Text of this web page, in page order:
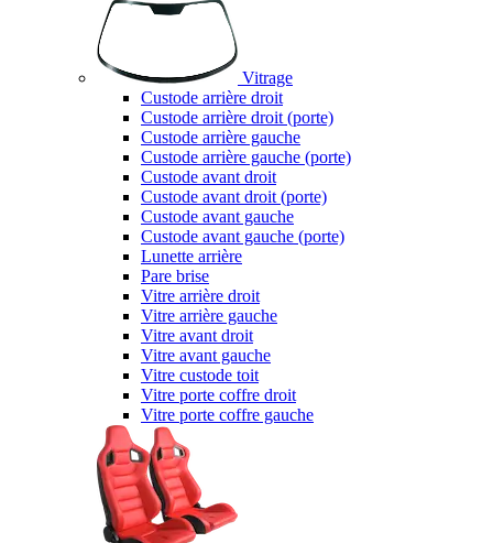
Vitrage
Custode arrière droit
Custode arrière droit (porte)
Custode arrière gauche
Custode arrière gauche (porte)
Custode avant droit
Custode avant droit (porte)
Custode avant gauche
Custode avant gauche (porte)
Lunette arrière
Pare brise
Vitre arrière droit
Vitre arrière gauche
Vitre avant droit
Vitre avant gauche
Vitre custode toit
Vitre porte coffre droit
Vitre porte coffre gauche